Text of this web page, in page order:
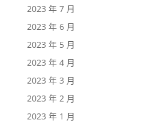
2023 年 7 月
2023 年 6 月
2023 年 5 月
2023 年 4 月
2023 年 3 月
2023 年 2 月
2023 年 1 月